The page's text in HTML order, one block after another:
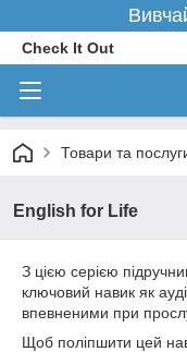
Check It Out
Товари та
English for Life
З цією серією
ключовий навик як
впевненими при
Щоб поліпшити цей